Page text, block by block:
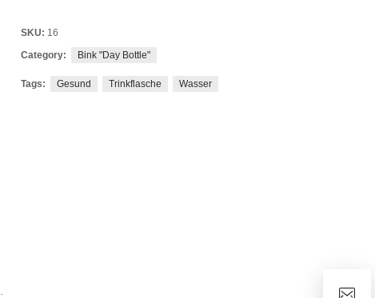
SKU: 16
Category:
Bink "Day Bottle"
Tags: Gesund Trinkflasche Wasser